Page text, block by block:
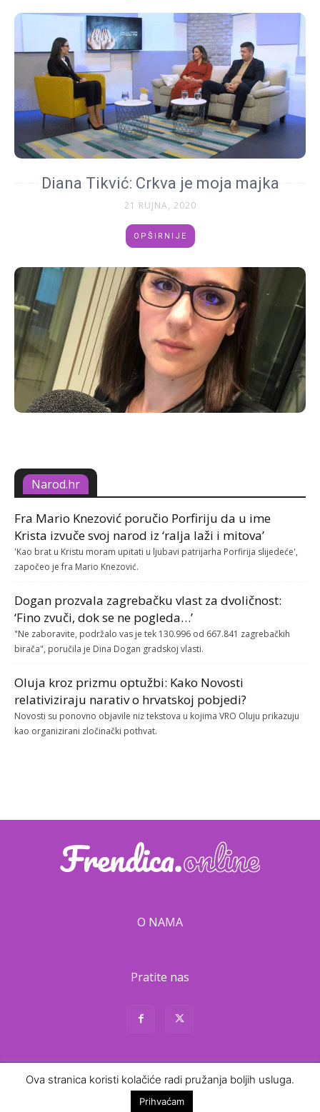
Diana Tikvić: Crkva je moja majka
21 RUJNA, 2020
OPŠIRNIJE
Narod.hr
Fra Mario Knezović poručio Porfiriju da u ime
Krista izvuče svoj narod iz ‘ralja laži i mitova’
'Kao brat u Kristu moram upitati u ljubavi patrijarha Porfirija slijedeće',
započeo je fra Mario Knezović.
Dogan prozvala zagrebačku vlast za dvoličnost:
‘Fino zvuči, dok se ne pogleda…’
"Ne zaboravite, podržalo vas je tek 130.996 od 667.841 zagrebačkih
birača", poručila je Dina Dogan gradskoj vlasti.
Oluja kroz prizmu optužbi: Kako Novosti
relativiziraju narativ o hrvatskoj pobjedi?
Novosti su ponovno objavile niz tekstova u kojima VRO Oluju prikazuju
kao organizirani zločinački pothvat.
O NAMA
Pratite nas
About Contact
© Frendica · 2026
Ova stranica koristi kolačiće radi pružanja boljih usluga.
Prihvaćam